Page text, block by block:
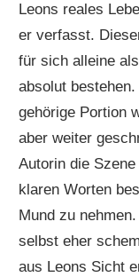
Leons reales
er verfasst.
für sich alleine
absolut
gehörige Portion
aber weiter
Autorin die
klaren Worten
Mund zu
selbst eher
aus Leons Sicht